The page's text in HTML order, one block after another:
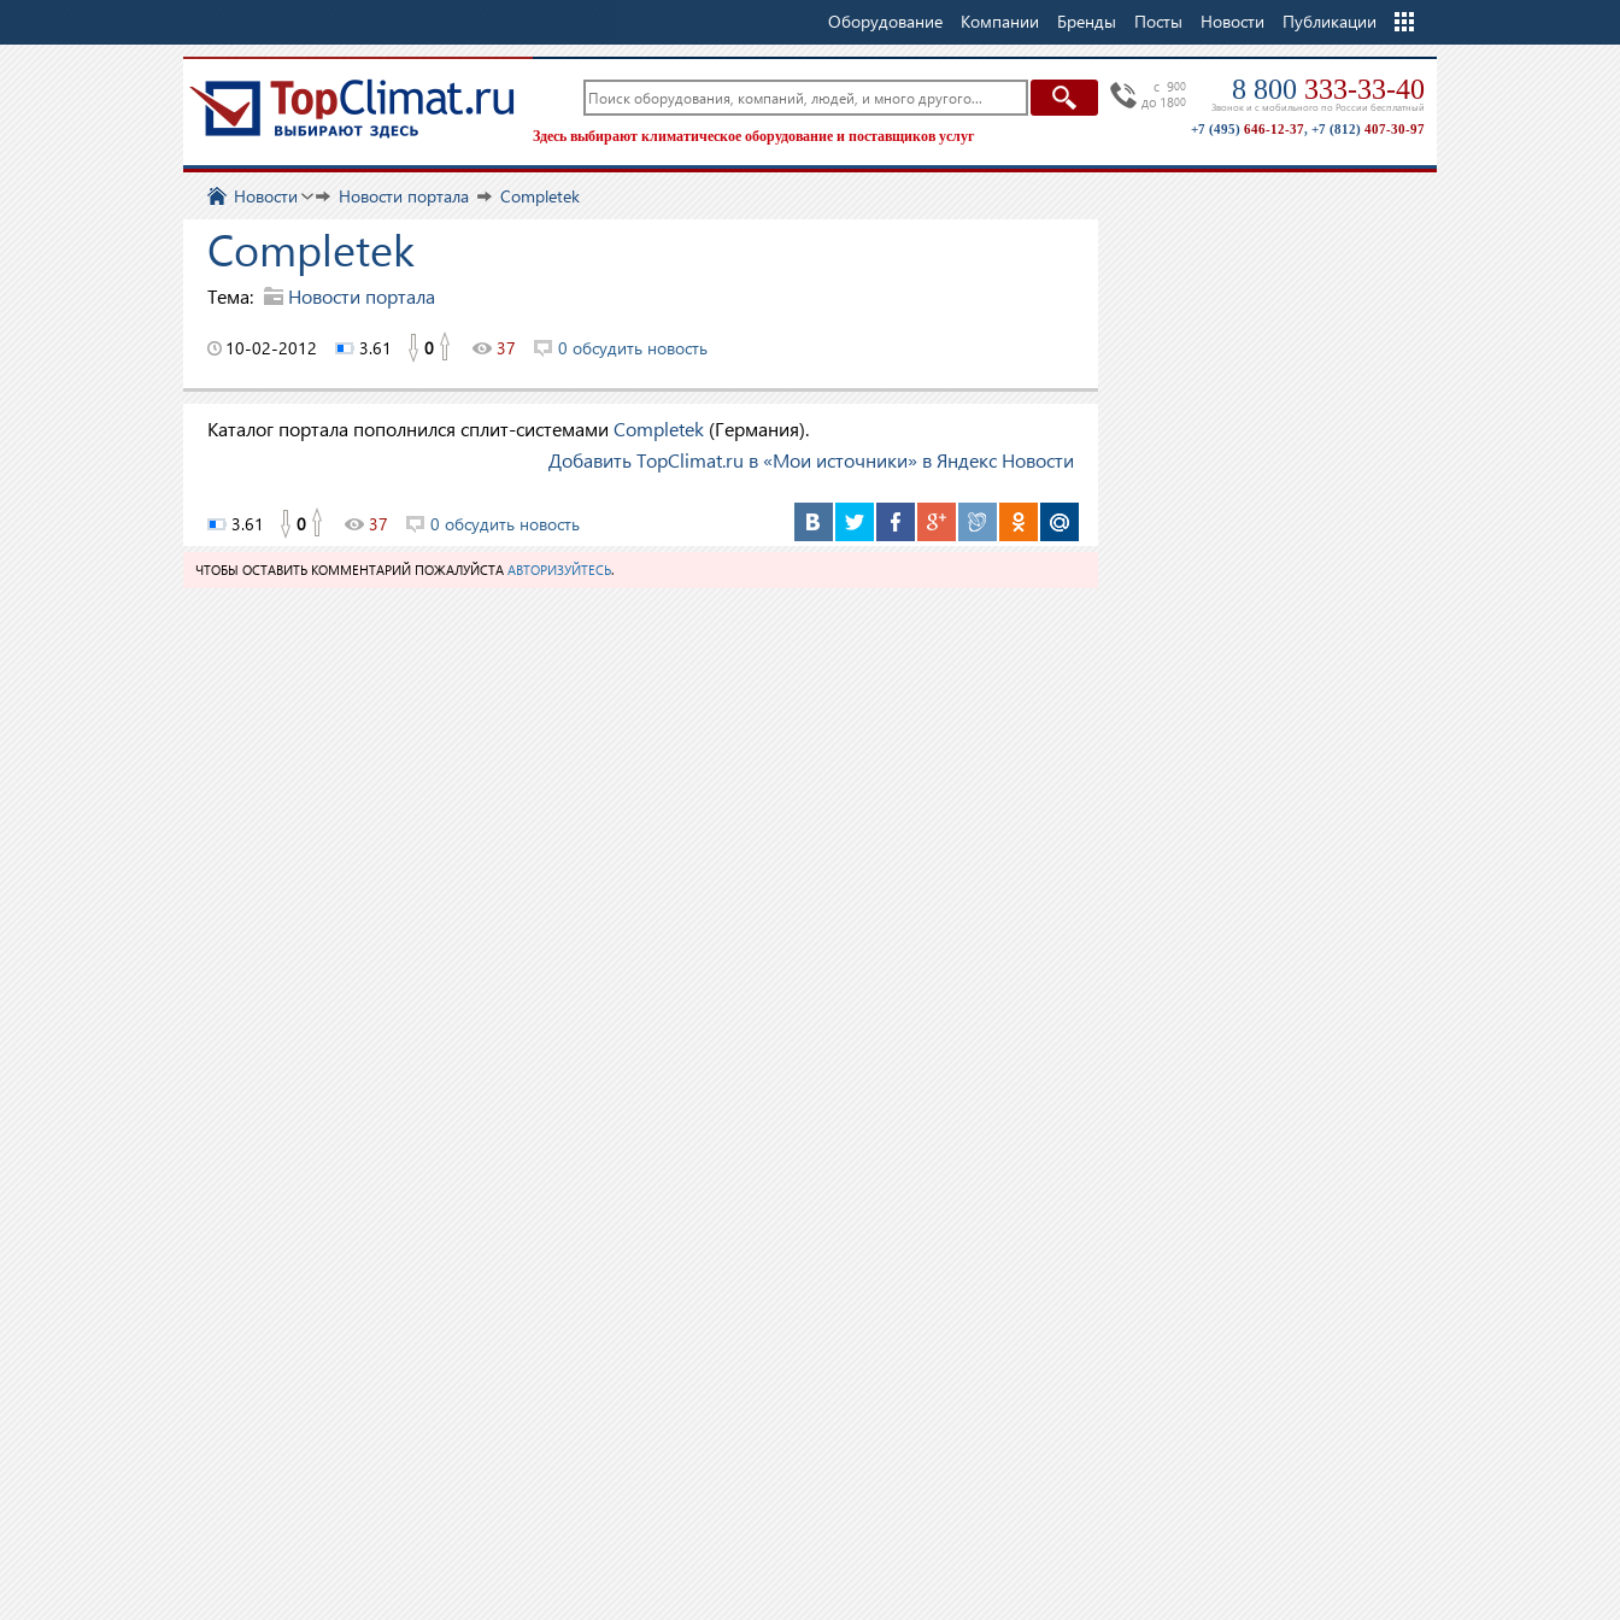
Оборудование Компании Бренды Посты Новости Публикации
Еще
c 900
до 1800 8 800 333-33-40
Звонок и с мобильного по России бесплатный
+7 (495) 646-12-37, +7 (812) 407-30-97
Здесь выбирают климатическое оборудование и поставщиков услуг
Новости Новости портала Completek
Completek
Тема: Новости портала
10-02-2012 3.61 0 37 0 обсудить новость
Каталог портала пополнился сплит-системами Completek (Германия).
Добавить TopClimat.ru в «Мои источники» в Яндекс Новости
3.61 0 37 0 обсудить новость
ЧТОБЫ ОСТАВИТЬ КОММЕНТАРИЙ ПОЖАЛУЙСТА АВТОРИЗУЙТЕСЬ.